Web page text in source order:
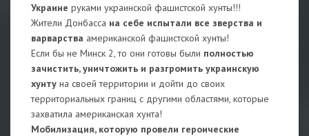
Украине руками украинской фашистской хунты!!!
Жители Донбасса на себе испытали все зверства и
варварства американской фашистской хунты!
Если бы не Минск 2, то они готовы были полностью
зачистить, уничтожить и разгромить украинскую
хунту на своей территории и дойти до своих
территориальных границ с другими областями, которые
захватила американская хунта!
Мобилизация, которую провели героические